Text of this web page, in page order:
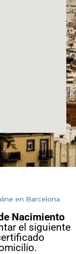
en Barcelona
Nacimiento
el siguiente